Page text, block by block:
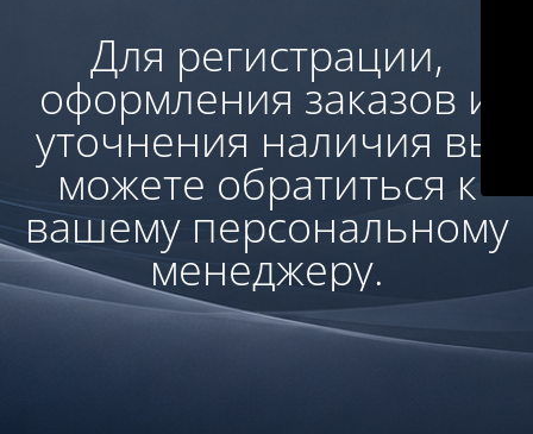
Для регистрации,
оформления заказов и
уточнения наличия вы
можете обратиться к
вашему персональному
менеджеру.